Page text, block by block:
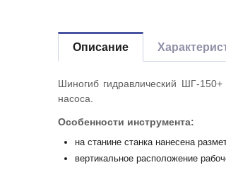
Описание
Шиногиб гидравлический ШГ-
насоса.
Особенности инструмента:
на станине станка нанесена
вертикальное расположение